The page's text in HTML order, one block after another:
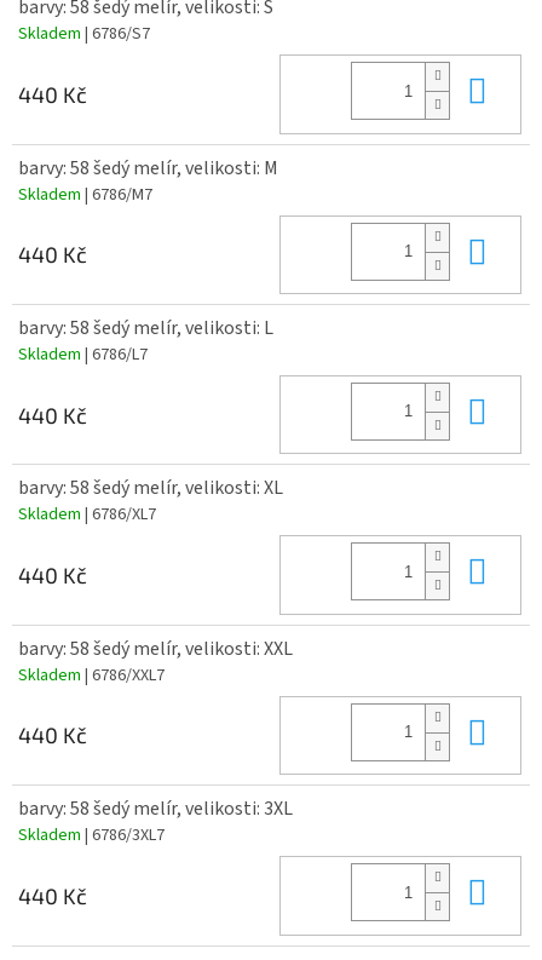
barvy: 58 šedý melír, velikosti: S
Skladem | 6786/S7
440 Kč
barvy: 58 šedý melír, velikosti: M
Skladem | 6786/M7
440 Kč
barvy: 58 šedý melír, velikosti: L
Skladem | 6786/L7
440 Kč
barvy: 58 šedý melír, velikosti: XL
Skladem | 6786/XL7
440 Kč
barvy: 58 šedý melír, velikosti: XXL
Skladem | 6786/XXL7
440 Kč
barvy: 58 šedý melír, velikosti: 3XL
Skladem | 6786/3XL7
440 Kč